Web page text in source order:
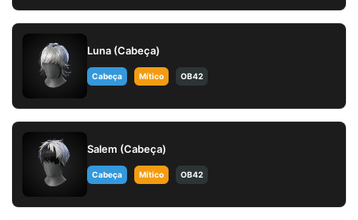
Luna (Cabeça)
Cabeça Mítico OB42
Salem (Cabeça)
Cabeça Mítico OB42